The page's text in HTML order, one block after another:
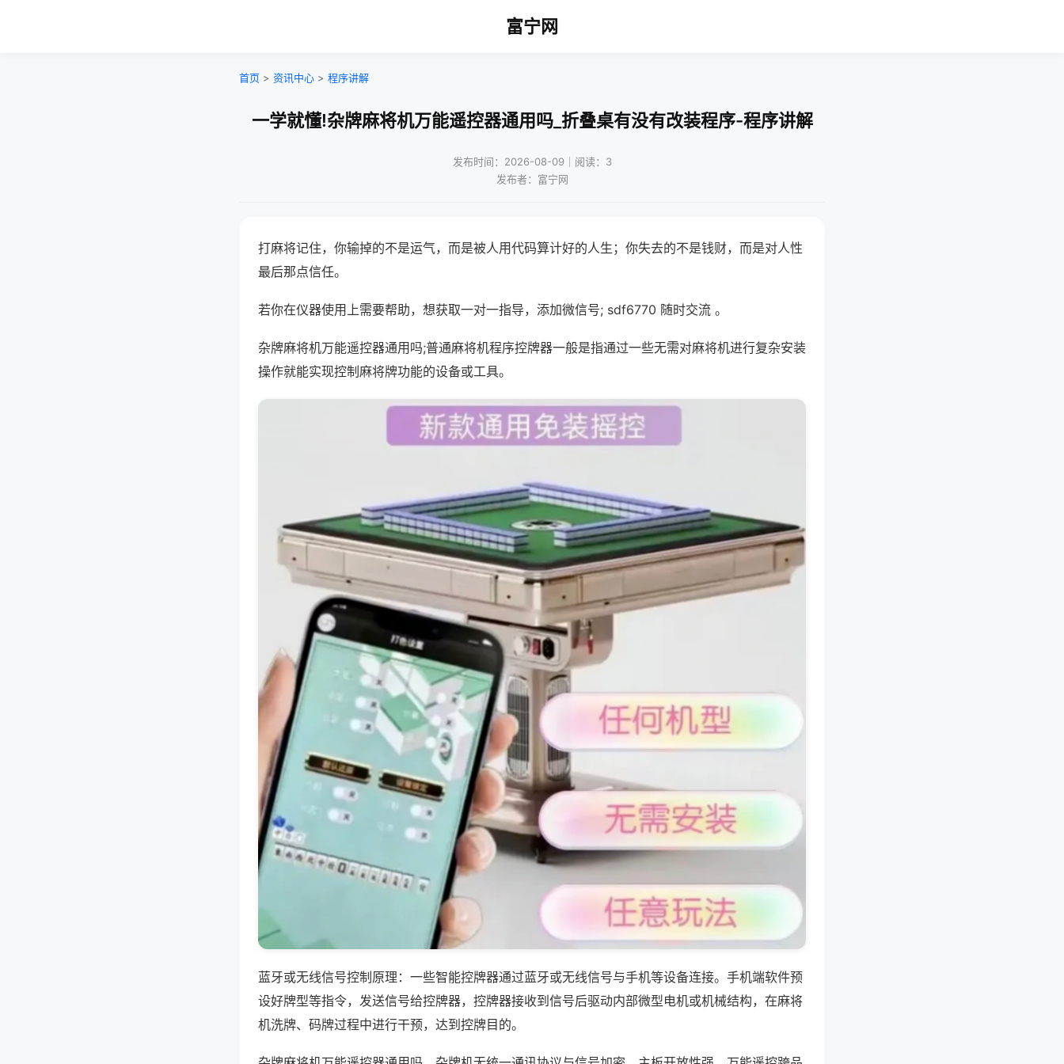
富宁网
首页 > 资讯中心 > 程序讲解
一学就懂!杂牌麻将机万能遥控器通用吗_折叠桌有没有改装程序-程序讲解
发布时间：2026-08-09｜阅读：3
发布者：富宁网
打麻将记住，你输掉的不是运气，而是被人用代码算计好的人生；你失去的不是钱财，而是对人性
最后那点信任。
若你在仪器使用上需要帮助，想获取一对一指导，添加微信号; sdf6770 随时交流 。
杂牌麻将机万能遥控器通用吗;普通麻将机程序控牌器一般是指通过一些无需对麻将机进行复杂安装
操作就能实现控制麻将牌功能的设备或工具。
蓝牙或无线信号控制原理：一些智能控牌器通过蓝牙或无线信号与手机等设备连接。手机端软件预
设好牌型等指令，发送信号给控牌器，控牌器接收到信号后驱动内部微型电机或机械结构，在麻将
机洗牌、码牌过程中进行干预，达到控牌目的。